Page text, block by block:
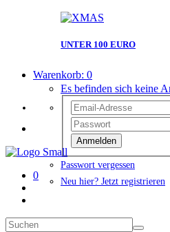
UNTER 100 EURO
Warenkorb: 0
Es befinden sich keine
Anmelden
Passwort vergessen
Neu hier? Jetzt registrieren
0